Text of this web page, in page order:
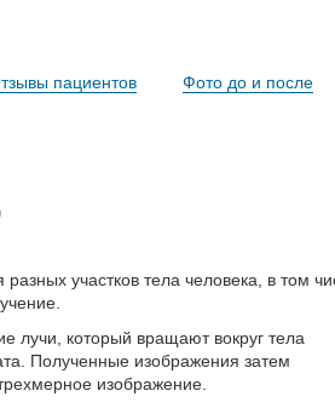
пациентов Фото до и после
участков тела человека, в том
лучи, который вращают вокруг тела
Полученные изображения затем
изображение.